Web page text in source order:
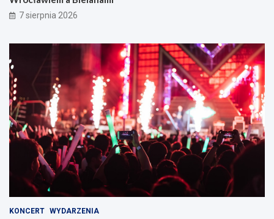
7 sierpnia 2026
KONCERT WYDARZENIA